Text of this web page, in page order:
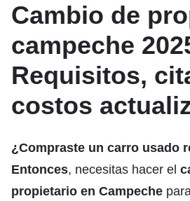
Cambio de
campeche
Requisitos,
costos
¿Compraste un carro usado
Entonces, necesitas hacer el
propietario en Campeche